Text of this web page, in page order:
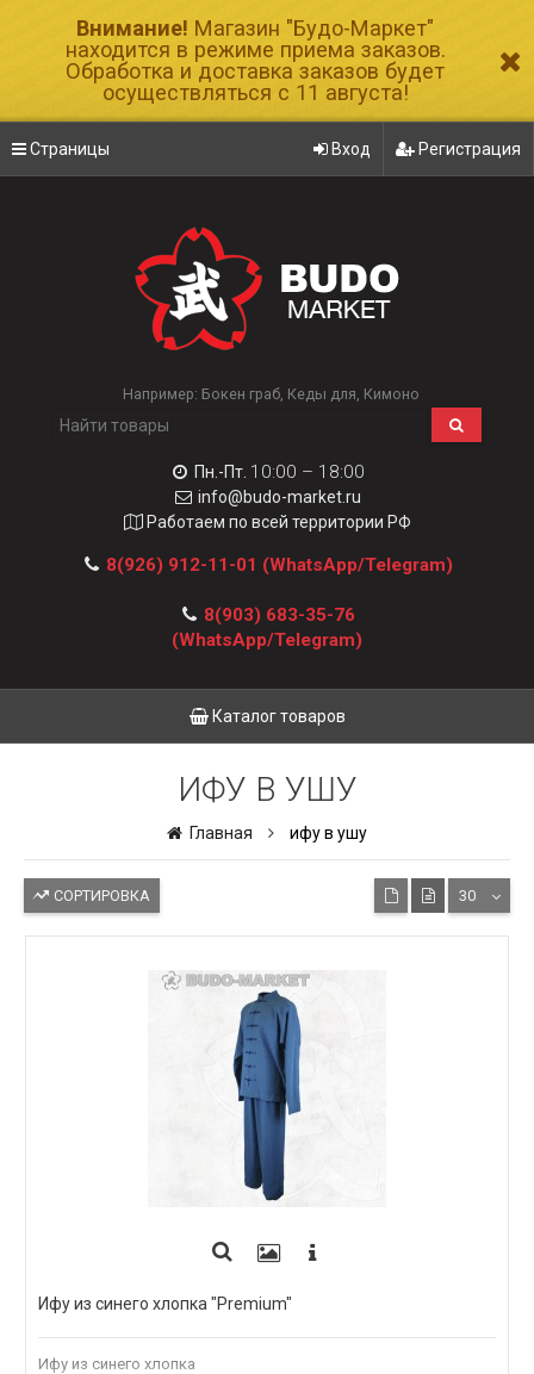
Внимание! Магазин "Будо-Маркет"
находится в режиме приема заказов.
Обработка и доставка заказов будет
осуществляться с 11 августа!
Страницы Вход Регистрация
Например: Бокен граб Кеды для Кимоно
Пн.-Пт. 10:00 – 18:00
info@budo-market.ru
Работаем по всей территории РФ
8(926) 912-11-01 (WhatsApp/Telegram)
8(903) 683-35-76
(WhatsApp/Telegram)
Каталог товаров
ИФУ В УШУ
Главная ифу в ушу
СОРТИРОВКА 30
Ифу из синего хлопка "Premium"
Ифу из синего хлопка